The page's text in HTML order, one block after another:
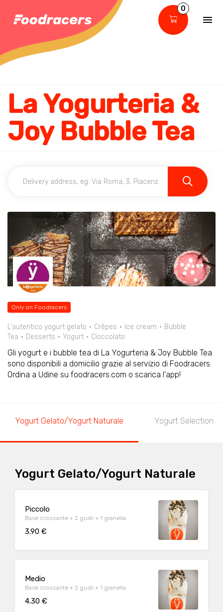
0
La Yogurteria &
Joy Bubble Tea
Only on Foodracers
L'autentico yogurt gelato Crêpes Ice cream
Bubble
Tea
Desserts Yogurt Cioccolato
Gli yogurt e i bubble tea di La Yogurteria & Joy Bubble Tea
sono disponibili a domicilio grazie al servizio di Foodracers.
Ordina a Udine su foodracers.com o scarica l'app!
Yogurt Gelato/Yogurt Naturale Yogurt Selection
Yogurt Gelato/Yogurt Naturale
Piccolo
Base croccante + 2 gusti + 1 granella
3.90 €
Medio
Base croccante + 2 gusti + 1 granella
4.30 €